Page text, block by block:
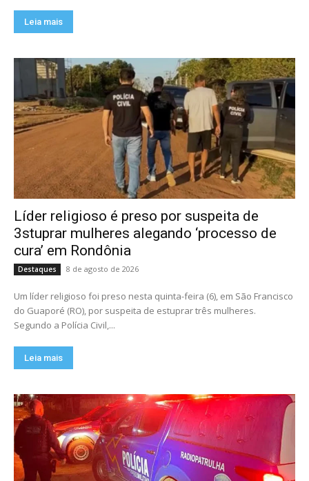
Leia mais
Líder religioso é preso por suspeita de
3stuprar mulheres alegando ‘processo de
cura’ em Rondônia
Destaques 8 de agosto de 2026
Um líder religioso foi preso nesta quinta-feira (6), em São Francisco
do Guaporé (RO), por suspeita de estuprar três mulheres.
Segundo a Polícia Civil,...
Leia mais